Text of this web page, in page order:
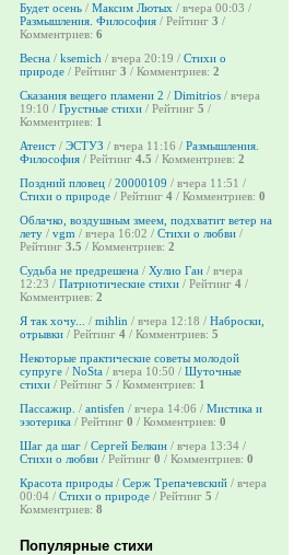
Будет осень / Максим Лютых / вчера 00:03 /
Размышления. Философия / Рейтинг 3 /
Комментриев: 6
Весна / ksemich / вчера 20:19 / Стихи о
природе / Рейтинг 3 / Комментриев: 2
Сказания вещего пламени 2 / Dimitrios / вчера
19:10 / Грустные стихи / Рейтинг 5 /
Комментриев: 1
Атеист / ЭСТУЗ / вчера 11:16 / Размышления.
Философия / Рейтинг 4.5 / Комментриев: 2
Поздний пловец / 20000109 / вчера 11:51 /
Стихи о природе / Рейтинг 4 / Комментриев: 0
Облачко, воздушным змеем, подхватит ветер на
лету / vgm / вчера 16:02 / Стихи о любви /
Рейтинг 3.5 / Комментриев: 2
Судьба не предрешена / Хулио Ган / вчера
12:23 / Патриотические стихи / Рейтинг 4 /
Комментриев: 2
Я так хочу...
/ mihlin / вчера 12:18 / Наброски,
отрывки / Рейтинг 4 / Комментриев: 5
Некоторые практические советы молодой
супруге / NoSta / вчера 10:50 / Шуточные
стихи / Рейтинг 5 / Комментриев: 1
Пассажир. / antisfen / вчера 14:06 / Мистика и
эзотерика / Рейтинг 0 / Комментриев: 0
Шаг да шаг / Сергей Белкин / вчера 13:34 /
Стихи о любви / Рейтинг 0 / Комментриев: 0
Красота природы / Серж Трепачевский / вчера
00:04 / Стихи о природе / Рейтинг 5 /
Комментриев: 8
Популярные стихи